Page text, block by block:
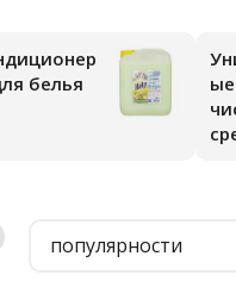
белья
популярности